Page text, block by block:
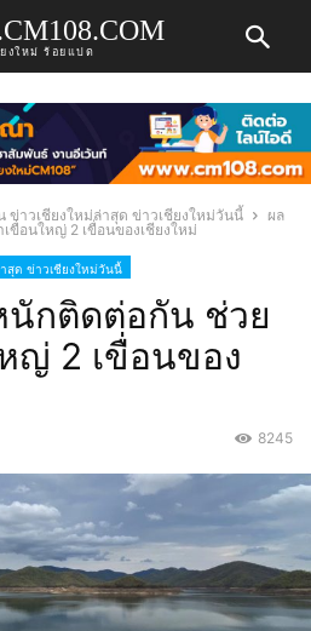
งใหม่ ร้อยแปด
ข่าวเชียงใหม่ล่าสุด ข่าวเชียงใหม่วันนี้
ผล
อนใหญ่ 2 เขื่อนของเชียงใหม่
สุด ข่าวเชียงใหม่วันนี้
กติดต่อกัน ช่วย
ญ่ 2 เขื่อนของ
8245